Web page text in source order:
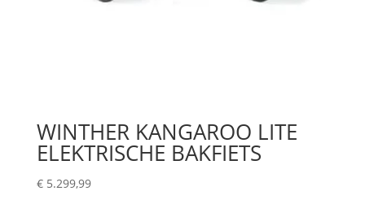
WINTHER KANGAROO LITE
ELEKTRISCHE BAKFIETS
€5.299,99